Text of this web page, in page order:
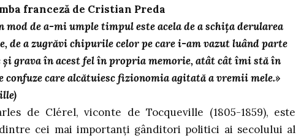
franceză de Cristian Preda
mod de a-mi umple timpul este acela de a schiţa derularea
de a zugrăvi chipurile celor pe care i-am vazut luând parte
şi grava în acest fel în propria memorie, atât cât îmi stă în
care alcătuiesc fizionomia agitată a vremii mele.»
de Clérel, viconte de Tocqueville (1805-1859), este
cei mai importanţi gânditori politici ai secolului al